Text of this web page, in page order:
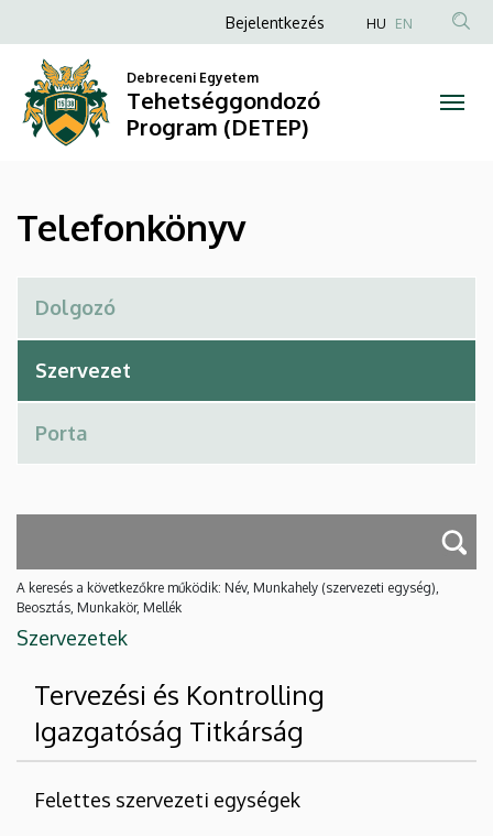
Telefonkönyv
Tehetséggondozó
Program
(DETEP)
a
tartalomra
Anonim
fiók
menüje
Bejelentkezés HU EN
Debreceni Egyetem
Tehetséggondozó
Program (DETEP)
Telefonkönyv
A keresés a következőkre működik: Név, Munkahely (szervezeti egység),
Beosztás, Munkakör, Mellék
Szervezetek
Tervezési és Kontrolling
Igazgatóság Titkárság
Felettes szervezeti egységek